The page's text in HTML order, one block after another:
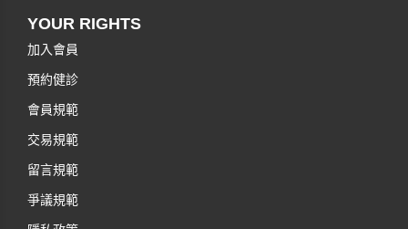
YOUR RIGHTS
加入會員
預約健診
會員規範
交易規範
留言規範
爭議規範